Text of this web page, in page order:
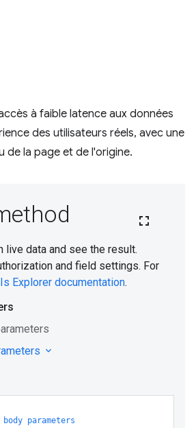
à faible latence aux données
des utilisateurs réels, avec une
de la page et de l'origine.